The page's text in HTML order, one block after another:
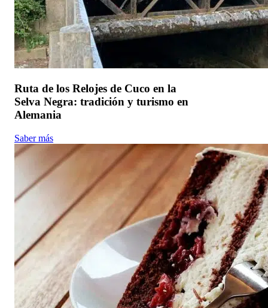
Ruta de los Relojes de Cuco en la
Selva Negra: tradición y turismo en
Alemania
Saber más